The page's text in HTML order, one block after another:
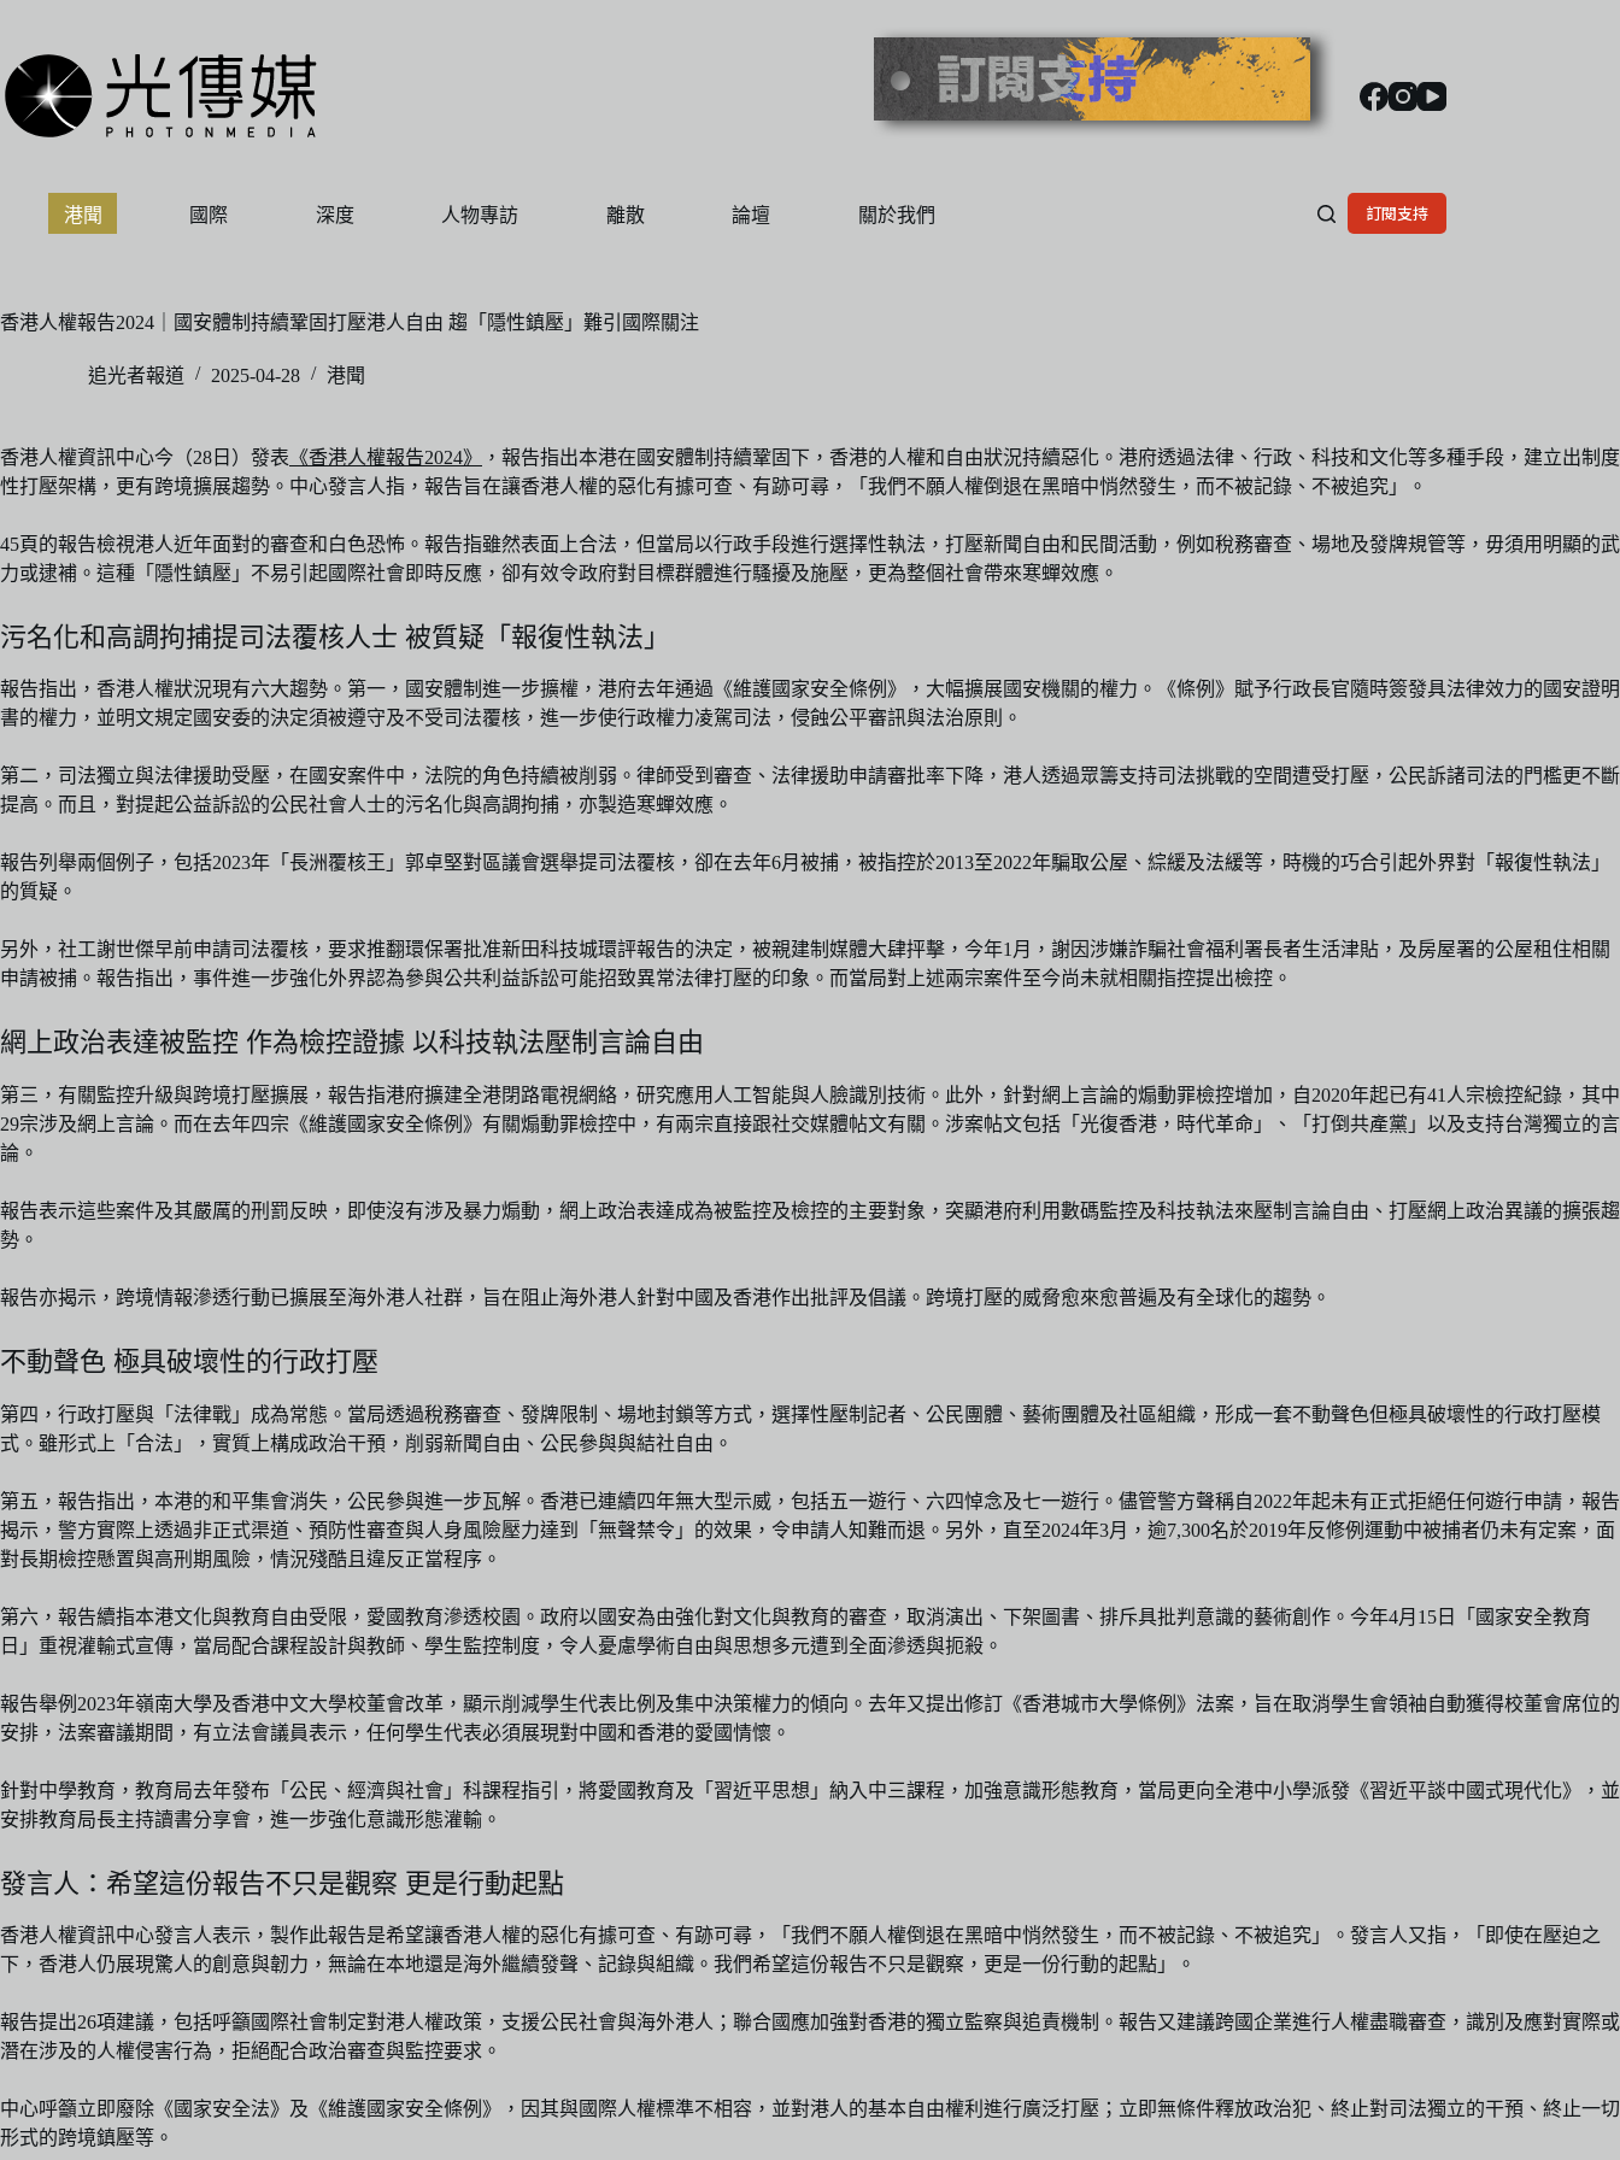
主
要
內
港聞 國際 深度 人物專訪 離散 論壇 關於我們 訂閱支持
香港人權報告2024｜國安體制持續鞏固打壓港人自由 趨「隱性鎮壓」難引國際關注
追光者報道 2025-04-28 港聞
香港人權資訊中心今（28日）發表 《香港人權報告2024》
，報告指出本港在國安體制持續鞏固下，香港的人權和自由狀況持續惡化。港府透過法律、行政、科技和文化等多種手段，建立出制度
性打壓架構，更有跨境擴展趨勢。中心發言人指，報告旨在讓香港人權的惡化有據可查、有跡可尋，「我們不願人權倒退在黑暗中悄然發生，而不被記錄、不被追究」。
45頁的報告檢視港人近年面對的審查和白色恐怖。報告指雖然表面上合法，但當局以行政手段進行選擇性執法，打壓新聞自由和民間活動，例如稅務審查、場地及發牌規管等，毋須用明顯的武
力或逮補。這種「隱性鎮壓」不易引起國際社會即時反應，卻有效令政府對目標群體進行騷擾及施壓，更為整個社會帶來寒蟬效應。
污名化和高調拘捕提司法覆核人士 被質疑「報復性執法」
報告指出，香港人權狀況現有六大趨勢。第一，國安體制進一步擴權，港府去年通過《維護國家安全條例》，大幅擴展國安機關的權力。《條例》賦予行政長官隨時簽發具法律效力的國安證明
書的權力，並明文規定國安委的決定須被遵守及不受司法覆核，進一步使行政權力凌駕司法，侵蝕公平審訊與法治原則。
第二，司法獨立與法律援助受壓，在國安案件中，法院的角色持續被削弱。律師受到審查、法律援助申請審批率下降，港人透過眾籌支持司法挑戰的空間遭受打壓，公民訴諸司法的門檻更不斷
提高。而且，對提起公益訴訟的公民社會人士的污名化與高調拘捕，亦製造寒蟬效應。
報告列舉兩個例子，包括2023年「長洲覆核王」郭卓堅對區議會選舉提司法覆核，卻在去年6月被捕，被指控於2013至2022年騙取公屋、綜緩及法緩等，時機的巧合引起外界對「報復性執法」
的質疑。
另外，社工謝世傑早前申請司法覆核，要求推翻環保署批准新田科技城環評報告的決定，被親建制媒體大肆抨擊，今年1月，謝因涉嫌詐騙社會福利署長者生活津貼，及房屋署的公屋租住相關
申請被捕。報告指出，事件進一步強化外界認為參與公共利益訴訟可能招致異常法律打壓的印象。而當局對上述兩宗案件至今尚未就相關指控提出檢控。
網上政治表達被監控 作為檢控證據 以科技執法壓制言論自由
第三，有關監控升級與跨境打壓擴展，報告指港府擴建全港閉路電視網絡，研究應用人工智能與人臉識別技術。此外，針對網上言論的煽動罪檢控增加，自2020年起已有41人宗檢控紀錄，其中
29宗涉及網上言論。而在去年四宗《維護國家安全條例》有關煽動罪檢控中，有兩宗直接跟社交媒體帖文有關。涉案帖文包括「光復香港，時代革命」、「打倒共產黨」以及支持台灣獨立的言
論。
報告表示這些案件及其嚴厲的刑罰反映，即使沒有涉及暴力煽動，網上政治表達成為被監控及檢控的主要對象，突顯港府利用數碼監控及科技執法來壓制言論自由、打壓網上政治異議的擴張趨
勢。
報告亦揭示，跨境情報滲透行動已擴展至海外港人社群，旨在阻止海外港人針對中國及香港作出批評及倡議。跨境打壓的威脅愈來愈普遍及有全球化的趨勢。
不動聲色 極具破壞性的行政打壓
第四，行政打壓與「法律戰」成為常態。當局透過稅務審查、發牌限制、場地封鎖等方式，選擇性壓制記者、公民團體、藝術團體及社區組織，形成一套不動聲色但極具破壞性的行政打壓模
式。雖形式上「合法」，實質上構成政治干預，削弱新聞自由、公民參與與結社自由。
第五，報告指出，本港的和平集會消失，公民參與進一步瓦解。香港已連續四年無大型示威，包括五一遊行、六四悼念及七一遊行。儘管警方聲稱自2022年起未有正式拒絕任何遊行申請，報告
揭示，警方實際上透過非正式渠道、預防性審查與人身風險壓力達到「無聲禁令」的效果，令申請人知難而退。另外，直至2024年3月，逾7,300名於2019年反修例運動中被捕者仍未有定案，面
對長期檢控懸置與高刑期風險，情況殘酷且違反正當程序。
第六，報告續指本港文化與教育自由受限，愛國教育滲透校園。政府以國安為由強化對文化與教育的審查，取消演出、下架圖書、排斥具批判意識的藝術創作。今年4月15日「國家安全教育
日」重視灌輸式宣傳，當局配合課程設計與教師、學生監控制度，令人憂慮學術自由與思想多元遭到全面滲透與扼殺。
報告舉例2023年嶺南大學及香港中文大學校董會改革，顯示削減學生代表比例及集中決策權力的傾向。去年又提出修訂《香港城市大學條例》法案，旨在取消學生會領袖自動獲得校董會席位的
安排，法案審議期間，有立法會議員表示，任何學生代表必須展現對中國和香港的愛國情懷。
針對中學教育，教育局去年發布「公民、經濟與社會」科課程指引，將愛國教育及「習近平思想」納入中三課程，加強意識形態教育，當局更向全港中小學派發《習近平談中國式現代化》，並
安排教育局長主持讀書分享會，進一步強化意識形態灌輸。
發言人：希望這份報告不只是觀察 更是行動起點
香港人權資訊中心發言人表示，製作此報告是希望讓香港人權的惡化有據可查、有跡可尋，「我們不願人權倒退在黑暗中悄然發生，而不被記錄、不被追究」。發言人又指，「即使在壓迫之
下，香港人仍展現驚人的創意與韌力，無論在本地還是海外繼續發聲、記錄與組織。我們希望這份報告不只是觀察，更是一份行動的起點」。
報告提出26項建議，包括呼籲國際社會制定對港人權政策，支援公民社會與海外港人；聯合國應加強對香港的獨立監察與追責機制。報告又建議跨國企業進行人權盡職審查，識別及應對實際或
潛在涉及的人權侵害行為，拒絕配合政治審查與監控要求。
中心呼籲立即廢除《國家安全法》及《維護國家安全條例》，因其與國際人權標準不相容，並對港人的基本自由權利進行廣泛打壓；立即無條件釋放政治犯、終止對司法獨立的干預、終止一切
形式的跨境鎮壓等。